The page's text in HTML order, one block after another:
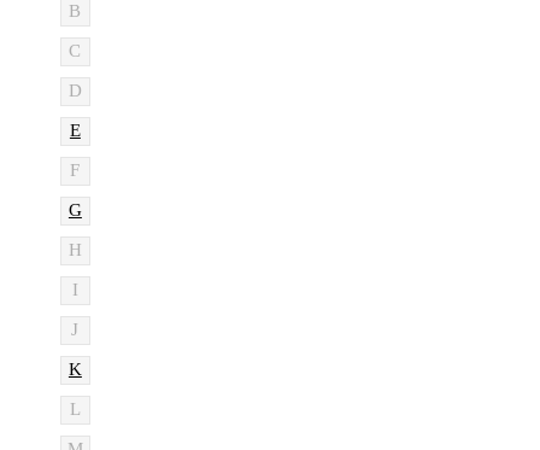
B
C
D
E
F
G
H
I
J
K
L